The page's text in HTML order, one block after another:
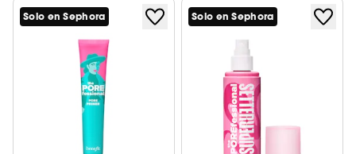
Solo en Sephora Solo en Sephora